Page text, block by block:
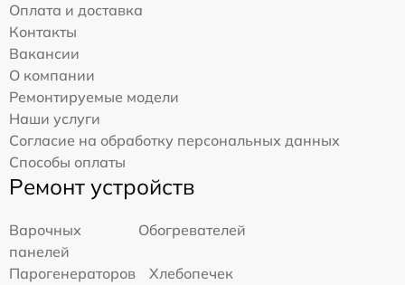
Оплата и доставка
Контакты
Вакансии
О компании
Ремонтируемые модели
Наши услуги
Согласие на обработку персональных данных
Способы оплаты
Ремонт устройств
Варочных
панелей
Обогревателей
Парогенераторов
Хлебопечек